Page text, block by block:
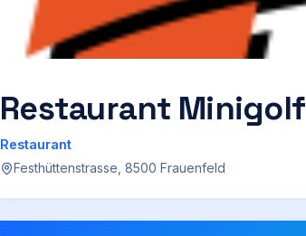
Restaurant Minigolf
Restaurant
Festhüttenstrasse, 8500 Frauenfeld